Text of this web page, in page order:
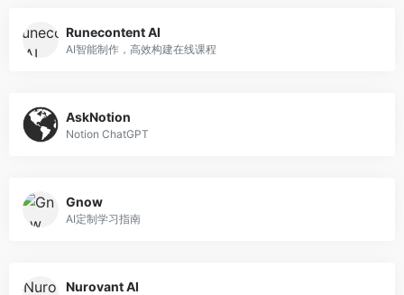
Runecontent AI
AI智能制作，高效构建在线课程
AskNotion
Notion ChatGPT
Gnow
AI定制学习指南
Nurovant AI